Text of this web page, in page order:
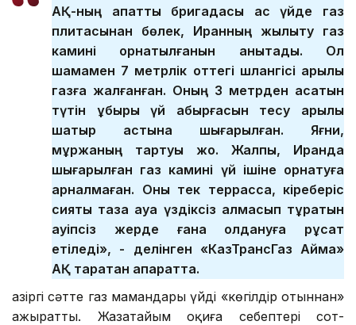
АҚ-ның апаттық бригадасы ас үйде газ
плитасынан бөлек, Иранның жылыту газ
камині орнатылғанын анықтады. Ол
шамамен 7 метрлік оттегі шлангісі арқылы
газға жалғанған. Оның 3 метрден асатын
түтін құбыры үй қабырғасын тесу арқылы
шатыр астына шығарылған. Яғни,
мұржаның тартуы жоқ. Жалпы, Иранда
шығарылған газ камині үй ішіне орнатуға
арналмаған. Оны тек террасса, кіреберіс
сияқты таза ауа үздіксіз алмасып тұратын
қауіпсіз жерде ғана қолдануға рұқсат
етіледі», - делінген «КазТрансГаз Аймақ»
АҚ таратқан ақпаратта.
Қазіргі сәтте газ мамандары үйді «көгілдір отыннан»
ажыратты. Жазатайым оқиға себептері сот-